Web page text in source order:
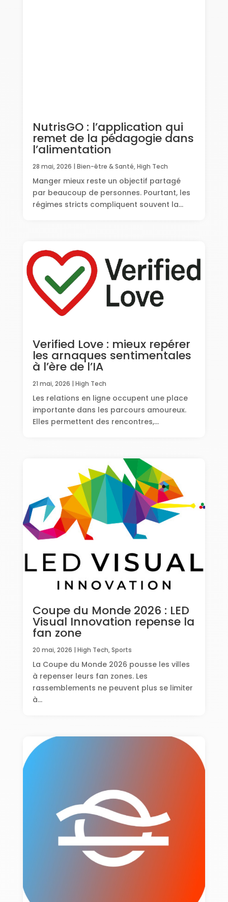
NutrisGO : l’application qui
remet de la pédagogie dans
l’alimentation
28 mai, 2026 | Bien-être & Santé,High Tech
Manger mieux reste un objectif partagé
par beaucoup de personnes. Pourtant, les
régimes stricts compliquent souvent la...
Verified Love : mieux repérer
les arnaques sentimentales
à l’ère de l’IA
21 mai, 2026 | High Tech
Les relations en ligne occupent une place
importante dans les parcours amoureux.
Elles permettent des rencontres,...
Coupe du Monde 2026 : LED
Visual Innovation repense la
fan zone
20 mai, 2026 | High Tech,Sports
La Coupe du Monde 2026 pousse les villes
à repenser leurs fan zones. Les
rassemblements ne peuvent plus se limiter
à...